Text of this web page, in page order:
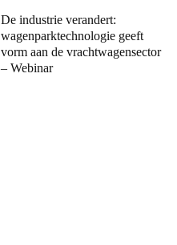
De industrie verandert:
wagenparktechnologie geeft
vorm aan de vrachtwagensector
– Webinar